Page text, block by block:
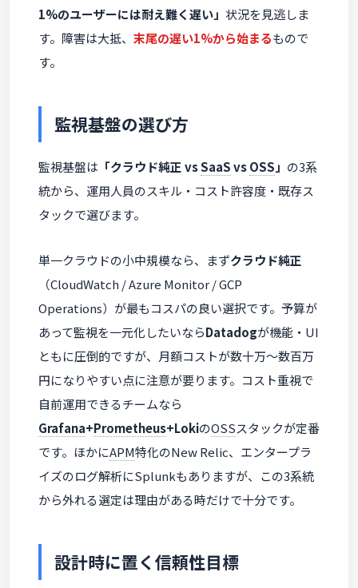
1%のユーザーには耐え難く遅い」 状況を見逃しま
す。障害は大抵、 末尾の遅い1%から始まるもので
す。
監視基盤の選び方
監視基盤は 「クラウド純正 vsSaaSvsOSS 」 の3系
統から、運用人員のスキル・コスト許容度・既存ス
タックで選びます。
単一クラウドの小中規模なら、まずクラウド純正
（CloudWatch / Azure Monitor / GCP
Operations）が最もコスパの良い選択です。予算が
あって監視を一元化したいならDatadogが機能・UI
ともに圧倒的ですが、月額コストが数十万〜数百万
円になりやすい点に注意が要ります。コスト重視で
自前運用できるチームなら
Grafana+Prometheus+LokiのOSSスタックが定番
です。ほかにAPM特化のNew Relic、エンタープラ
イズのログ解析にSplunkもありますが、この3系統
から外れる選定は理由がある時だけで十分です。
設計時に置く信頼性目標